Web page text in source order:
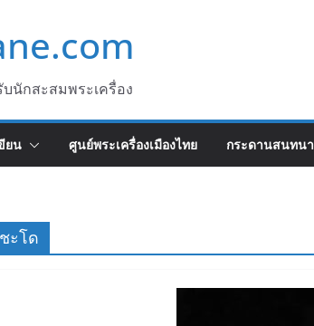
นักสะสมพระเครื่อง
ยน ศูนย์พระเครื่องเมืองไทย กระดานสนทนา
ะโด